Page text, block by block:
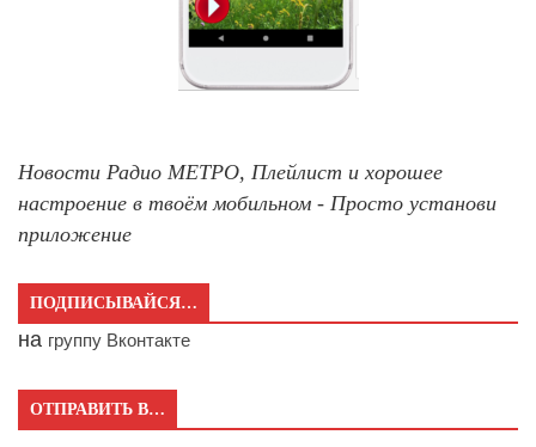
Новости Радио МЕТРО, Плейлист и хорошее
настроение в твоём мобильном - Просто установи
приложение
ПОДПИСЫВАЙСЯ…
на группу Вконтакте
ОТПРАВИТЬ В…